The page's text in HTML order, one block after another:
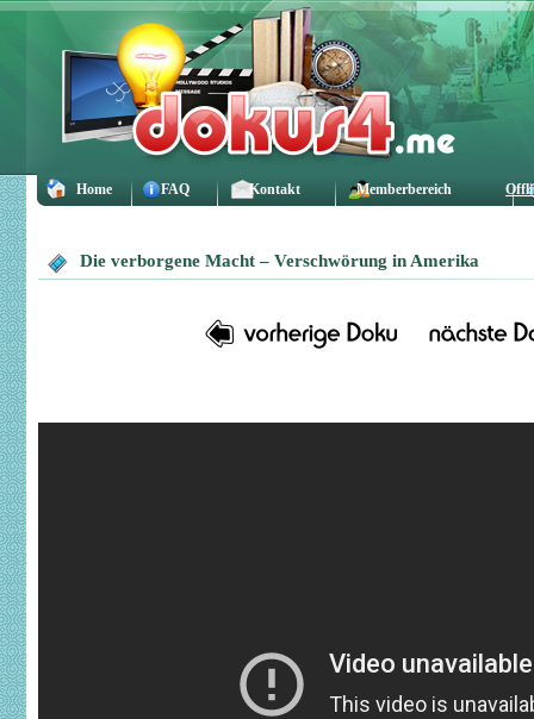
Home FAQ Kontakt Memberbereich
Die verborgene Macht – Verschwörung in Amerika